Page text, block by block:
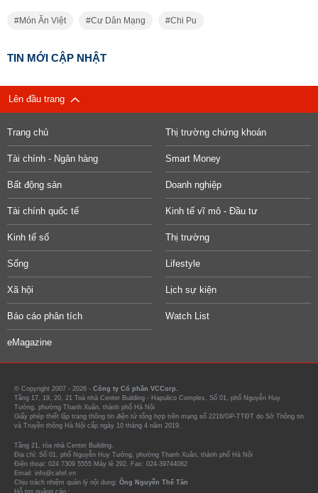
Món Ăn Việt Cư Dân Mạng Chi Pu
TIN MỚI CẬP NHẬT
Lên đầu trang
Trang chủ Thị trường chứng khoán
Tài chính - Ngân hàng Smart Money
Bất động sản Doanh nghiệp
Tài chính quốc tế Kinh tế vĩ mô - Đầu tư
Kinh tế số Thị trường
Sống Lifestyle
Xã hội Lịch sự kiện
Báo cáo phân tích Watch List
eMagazine
© Copyright 2007 - 2026 - Công ty Cổ phần VCCorp.
Tầng 17, 19, 20, 21 Toà nhà Center Building - Hapulico Complex, Số 01, phố Nguyễn Huy
Tưởng, phường Thanh Xuân, thành phố Hà Nội
Giấy phép thiết lập trang thông tin điện tử tổng hợp trên mạng số 2216/GP-TTĐT do Sở Thông tin
và Truyền thông Hà Nội cấp ngày 10 tháng 4 năm 2019.
Tầng 21, tòa nhà Center Building.
Địa chỉ: Số 01, phố Nguyễn Huy Tưởng, phường Thanh Xuân, thành phố Hà Nội
Điện thoại: 024 7309 5555 Máy lẻ 292. Fax: 024-39744082
Email: info@cafef.vn
Chịu trách nhiệm quản lý nội dung: Ông Nguyễn Thế Tân
Hỗ trợ quảng cáo :